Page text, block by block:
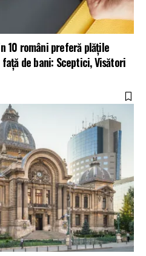
10 români preferă plățile
de bani: Sceptici, Visători